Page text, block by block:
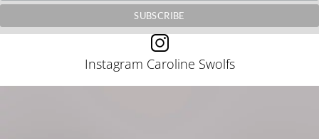
Instagram Caroline Swolfs